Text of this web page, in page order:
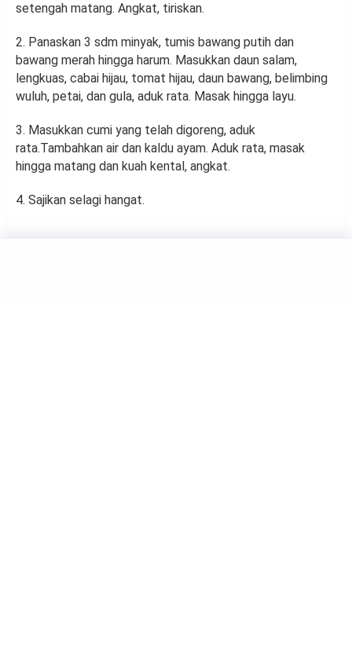
setengah matang. Angkat, tiriskan.
2. Panaskan 3 sdm minyak, tumis bawang putih dan
bawang merah hingga harum. Masukkan daun salam,
lengkuas, cabai hijau, tomat hijau, daun bawang, belimbing
wuluh, petai, dan gula, aduk rata. Masak hingga layu.
3. Masukkan cumi yang telah digoreng, aduk
rata.Tambahkan air dan kaldu ayam. Aduk rata, masak
hingga matang dan kuah kental, angkat.
4. Sajikan selagi hangat.